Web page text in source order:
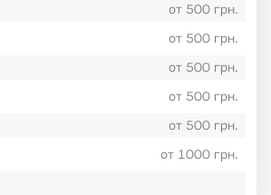
от 500 грн.
от 500 грн.
от 500 грн.
от 500 грн.
от 500 грн.
от 1000 грн.